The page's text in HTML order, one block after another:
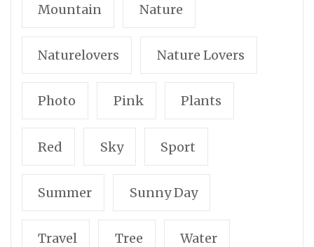
Mountain Nature
Naturelovers Nature Lovers
Photo Pink Plants
Red Sky Sport
Summer Sunny Day
Travel Tree Water